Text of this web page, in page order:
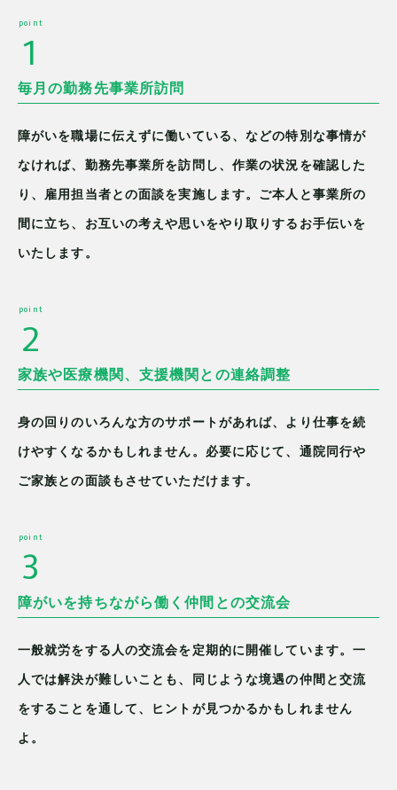
point
1
毎月の勤務先事業所訪問
障がいを職場に伝えずに働いている、などの特別な事情が
なければ、勤務先事業所を訪問し、作業の状況を確認した
り、雇用担当者との面談を実施します。ご本人と事業所の
間に立ち、お互いの考えや思いをやり取りするお手伝いを
いたします。
point
2
家族や医療機関、支援機関との連絡調整
身の回りのいろんな方のサポートがあれば、より仕事を続
けやすくなるかもしれません。必要に応じて、通院同行や
ご家族との面談もさせていただけます。
point
3
障がいを持ちながら働く仲間との交流会
一般就労をする人の交流会を定期的に開催しています。一
人では解決が難しいことも、同じような境遇の仲間と交流
をすることを通して、ヒントが見つかるかもしれません
よ。